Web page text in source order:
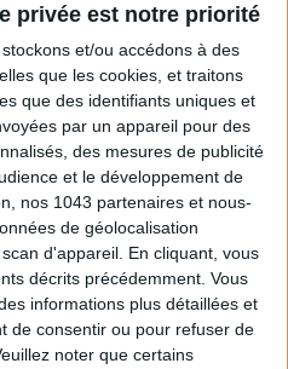
privée est notre priorité
stockons et/ou accédons à des
que les cookies, et traitons
que des identifiants uniques et
par un appareil pour des
des mesures de publicité
et le développement de
nos 1043 partenaires et nous-
de géolocalisation
d'appareil. En cliquant, vous
décrits précédemment. Vous
informations plus détaillées et
de consentir ou pour refuser de
noter que certains
STARS DE L’ÉTÉ
notre newsletter
S'INSCRIRE